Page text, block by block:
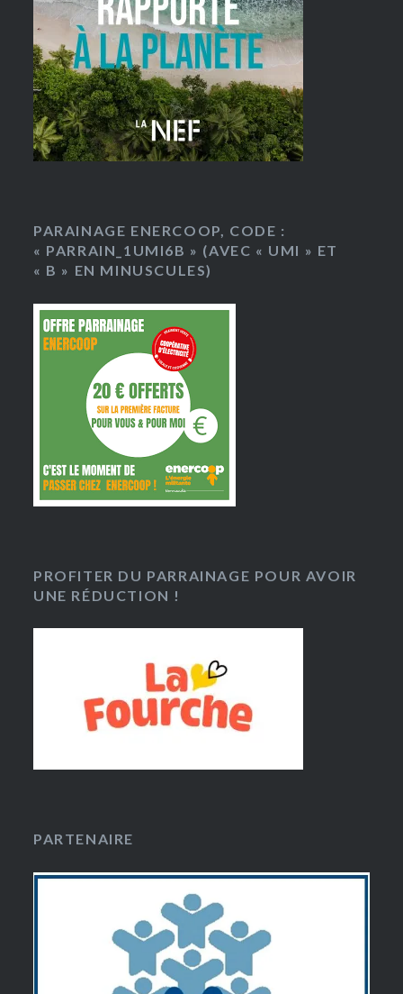
PARAINAGE ENERCOOP, CODE :
« PARRAIN_1UMI6B » (AVEC « UMI » ET
« B » EN MINUSCULES)
PROFITER DU PARRAINAGE POUR AVOIR
UNE RÉDUCTION !
PARTENAIRE